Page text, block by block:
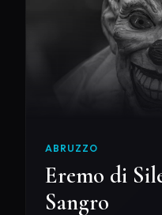
ABRUZZO
Eremo di
Sangro